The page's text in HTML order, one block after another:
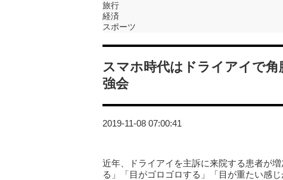
旅行
経済
スポーツ
スマホ時代はドライアイで
強会
2019-11-08 07:00:41
近年、ドライアイを主訴に来院する患者が
る」「目がゴロゴロする」「目が重たい感